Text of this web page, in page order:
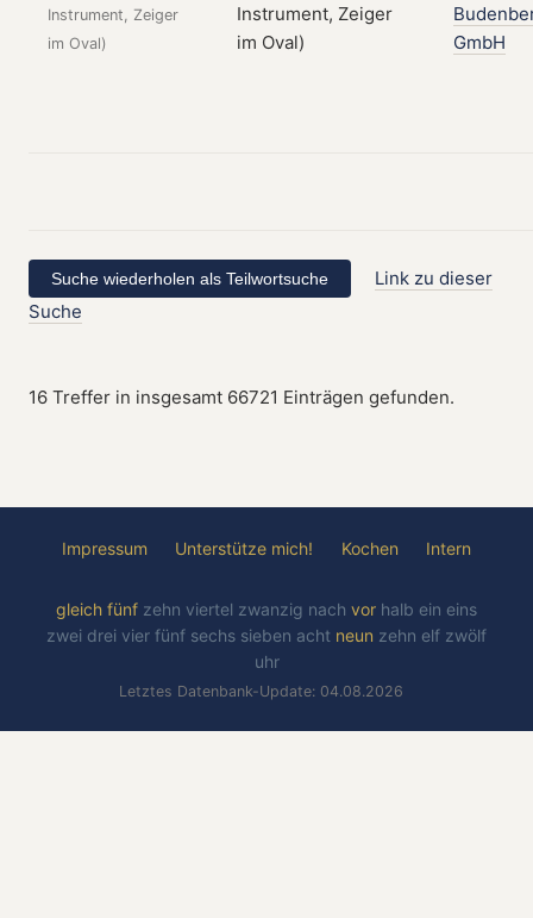
Instrument, Zeiger
im Oval)
GmbH
Link zu dieser
Suche
16 Treffer in insgesamt 66721 Einträgen gefunden.
Impressum Unterstütze mich! Kochen Intern
gleich fünf zehn viertel zwanzig nach vor halb ein eins
zwei drei vier fünf sechs sieben acht neun zehn elf zwölf
uhr
Letztes Datenbank-Update: 04.08.2026